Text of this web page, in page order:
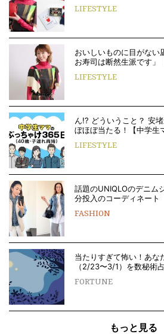
LIFESTYLE
おいしいものに目がない
お寿司は断然生派です」
LIFESTYLE
ん!? どういうこと？ 安
ぼほぼ当たる！【中学生
LIFESTYLE
話題のUNIQLOのデニム
分投入のコーディネート
FASHION
当たりすぎて怖い！あな
（2/23〜3/1）を数秘術
FORTUNE
もっと見る